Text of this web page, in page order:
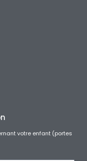
votre enfant (portes